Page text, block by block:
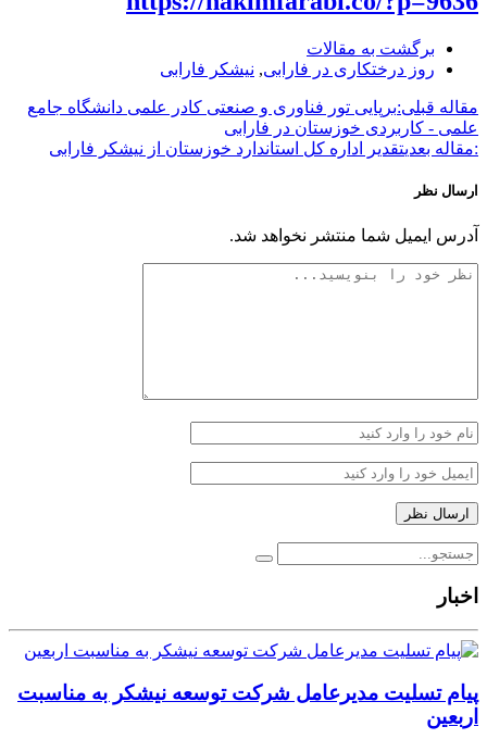
برگشت به مقالات
روز درختکاری در فارابی, نیشکر فارابی
مقاله قبلی:برپایی تور فناوری و صنعتی کادر علمی دانشگاه جامع
علمی - کاربردی خوزستان در فارابی
:مقاله بعدیتقدیر اداره کل استاندارد خوزستان از نیشکر فارابی
ارسال نظر
آدرس ایمیل شما منتشر نخواهد شد.
اخبار
پیام تسلیت مدیرعامل شرکت توسعه نیشکر به مناسبت
اربعین